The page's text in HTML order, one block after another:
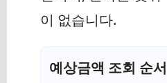
이 없습니다.
예상금액 조회 순서